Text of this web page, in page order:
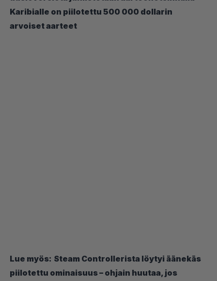
Karibialle on piilotettu 500 000 dollarin
arvoiset aarteet
Lue myös: Steam Controllerista löytyi äänekäs
piilotettu ominaisuus – ohjain huutaa, jos